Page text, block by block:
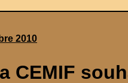
2010
CEMIF